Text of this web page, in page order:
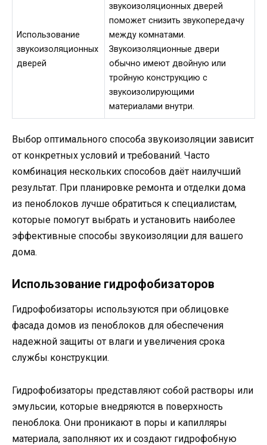
Использование
звукоизоляционных
дверей
звукоизоляционных дверей
поможет снизить звукопередачу
между комнатами.
Звукоизоляционные двери
обычно имеют двойную или
тройную конструкцию с
звукоизолирующими
материалами внутри.
Выбор оптимального способа звукоизоляции зависит
от конкретных условий и требований. Часто
комбинация нескольких способов даёт наилучший
результат. При планировке ремонта и отделки дома
из пеноблоков лучше обратиться к специалистам,
которые помогут выбрать и установить наиболее
эффективные способы звукоизоляции для вашего
дома.
Использование гидрофобизаторов
Гидрофобизаторы используются при облицовке
фасада домов из пеноблоков для обеспечения
надежной защиты от влаги и увеличения срока
службы конструкции.
Гидрофобизаторы представляют собой растворы или
эмульсии, которые внедряются в поверхность
пеноблока. Они проникают в поры и капилляры
материала, заполняют их и создают гидрофобную